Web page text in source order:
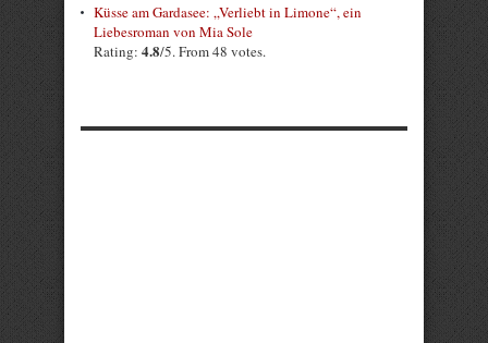
Küsse am Gardasee: „Verliebt in Limone“, ein
Liebesroman von Mia Sole
Rating: 4.8/5. From 48 votes.